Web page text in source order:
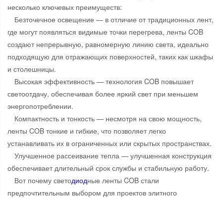
несколько ключевых преимуществ:
Безточечное освещение — в отличие от традиционных лент,
где могут появляться видимые точки перегрева, ленты COB
создают непрерывную, равномерную линию света, идеально
подходящую для отражающих поверхностей, таких как шкафы
и столешницы.
Высокая эффективность — технология COB повышает
светоотдачу, обеспечивая более яркий свет при меньшем
энергопотреблении.
Компактность и тонкость — несмотря на свою мощность,
ленты COB тонкие и гибкие, что позволяет легко
устанавливать их в ограниченных или скрытых пространствах.
Улучшенное рассеивание тепла — улучшенная конструкция
обеспечивает длительный срок службы и стабильную работу.
Вот почему светодиодные ленты COB стали
предпочтительным выбором для проектов элитного